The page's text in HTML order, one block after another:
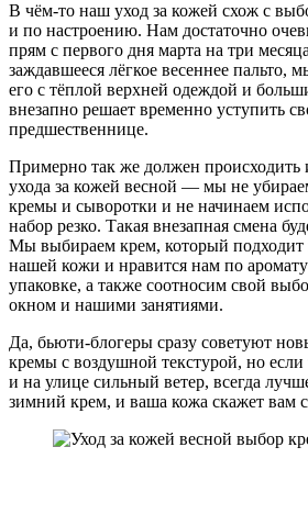
В чём-то наш уход за кожей схож с
и по настроению. Нам достаточно
прям с первого дня марта на три
заждавшееся лёгкое весеннее пальто,
его с тёплой верхней одеждой и
внезапно решает временно уступить
предшественнице.
Примерно так же должен происходить
ухода за кожей весной — мы не
кремы и сыворотки и не начинаем
набор резко. Такая внезапная смена
Мы выбираем крем, который подходит
нашей кожи и нравится нам по
упаковке, а также соотносим свой
окном и нашими занятиями.
Да, бьюти-блогеры сразу советуют
кремы с воздушной текстурой, но
и на улице сильный ветер, всегда
зимний крем, и ваша кожа скажет вам